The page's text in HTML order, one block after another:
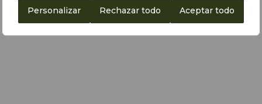
Personalizar Rechazar todo Aceptar todo